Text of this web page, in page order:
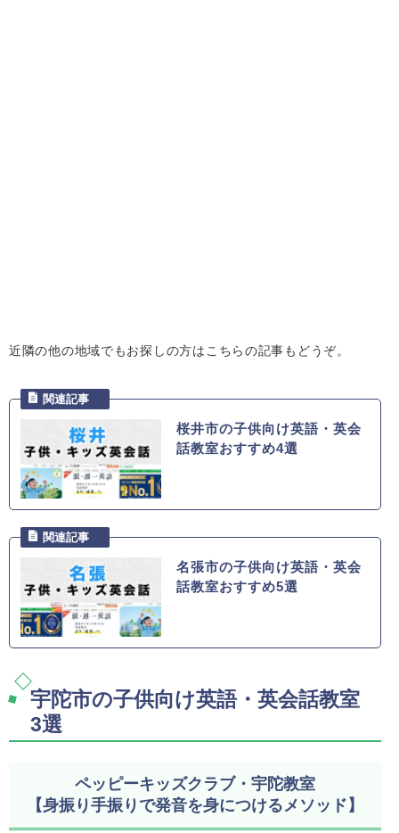
近隣の他の地域でもお探しの方はこちらの記事もどうぞ。
桜井市の子供向け英語・英会
話教室おすすめ4選
名張市の子供向け英語・英会
話教室おすすめ5選
宇陀市の子供向け英語・英会話教室
3選
ペッピーキッズクラブ・宇陀教室
【身振り手振りで発音を身につけるメソッド】